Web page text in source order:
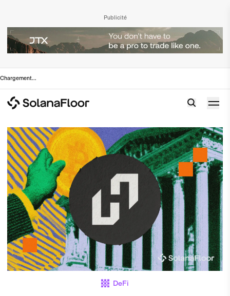
Publicité
Chargement...
DeFi